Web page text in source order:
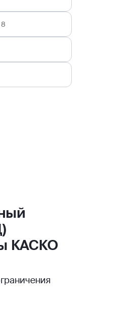
в заводскую
ТС. Сумма
страховой
водителей без
КАСКО